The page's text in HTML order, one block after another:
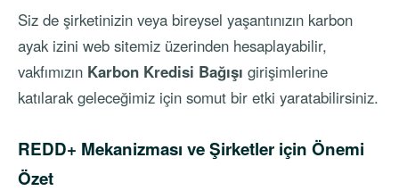
Siz de şirketinizin veya bireysel yaşantınızın karbon
ayak izini web sitemiz üzerinden hesaplayabilir,
vakfımızın Karbon Kredisi Bağışı girişimlerine
katılarak geleceğimiz için somut bir etki yaratabilirsiniz.
REDD+ Mekanizması ve Şirketler için Önemi
Özet